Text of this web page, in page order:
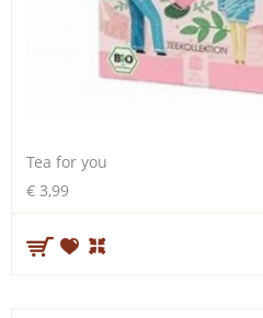
Tea for you
€ 3,99